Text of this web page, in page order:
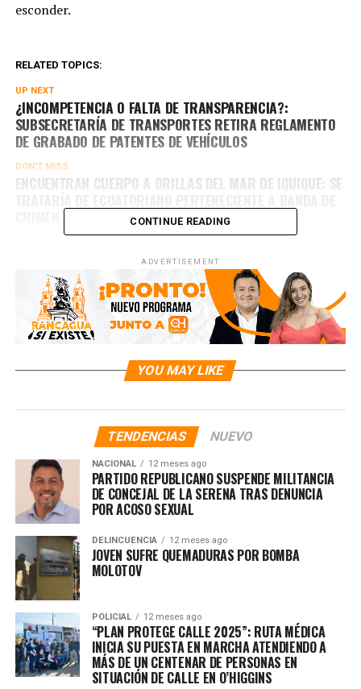
esconder.
RELATED TOPICS:
UP NEXT
¿INCOMPETENCIA O FALTA DE TRANSPARENCIA?:
SUBSECRETARÍA DE TRANSPORTES RETIRA REGLAMENTO
DE GRABADO DE PATENTES DE VEHÍCULOS
DON'T MISS
ENCUENTRAN CUERPO A ORILLAS DEL MAR DE IQUIQUE: SE
CRIMEN ORGANIZADOCONTINUE READING
ADVERTISEMENT
YOU MAY LIKE
TENDENCIAS NUEVO
NACIONAL 12 meses ago
PARTIDO REPUBLICANO SUSPENDE MILITANCIA
DE CONCEJAL DE LA SERENA TRAS DENUNCIA
POR ACOSO SEXUAL
DELINCUENCIA 12 meses ago
JOVEN SUFRE QUEMADURAS POR BOMBA
MOLOTOV
POLICIAL 12 meses ago
“PLAN PROTEGE CALLE 2025”: RUTA MÉDICA
INICIA SU PUESTA EN MARCHA ATENDIENDO A
MÁS DE UN CENTENAR DE PERSONAS EN
SITUACIÓN DE CALLE EN O’HIGGINS